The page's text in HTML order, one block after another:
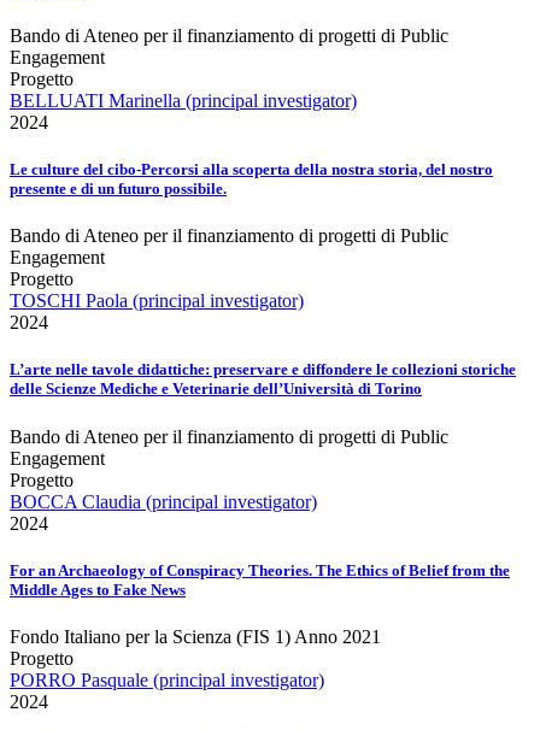
Bando di Ateneo per il finanziamento di progetti di Public
Engagement
Progetto
BELLUATI Marinella (principal investigator)
2024
Le culture del cibo-Percorsi alla scoperta della nostra storia, del nostro
presente e di un futuro possibile.
Bando di Ateneo per il finanziamento di progetti di Public
Engagement
Progetto
TOSCHI Paola (principal investigator)
2024
L’arte nelle tavole didattiche: preservare e diffondere le collezioni storiche
delle Scienze Mediche e Veterinarie dell’Università di Torino
Bando di Ateneo per il finanziamento di progetti di Public
Engagement
Progetto
BOCCA Claudia (principal investigator)
2024
For an Archaeology of Conspiracy Theories. The Ethics of Belief from the
Middle Ages to Fake News
Fondo Italiano per la Scienza (FIS 1) Anno 2021
Progetto
PORRO Pasquale (principal investigator)
2024